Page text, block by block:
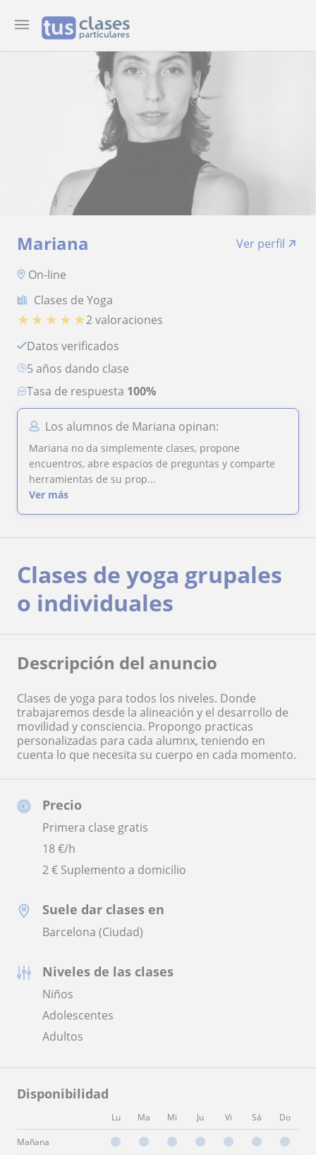
Mariana
Ver perfil
On-line
Clases de Yoga
★ ★ ★ ★ ★2 valoraciones
Datos verificados
5 años dando clase
Tasa de respuesta 100%
Los alumnos de Mariana opinan:
Mariana no da simplemente clases, propone
encuentros, abre espacios de preguntas y comparte
herramientas de su prop...
Ver más
Precio
Primera clase gratis
18€/h
2 € Suplemento a domicilio
Suele dar clases en
Barcelona (Ciudad)
Niveles de las clases
Niños
Adolescentes
Adultos
Disponibilidad
Lu Ma Mi Ju Vi Sá Do
Mañana
Clases de yoga grupales
o individuales
Descripción del anuncio
Clases de yoga para todos los niveles. Donde
trabajaremos desde la alineación y el desarrollo de
movilidad y consciencia. Propongo practicas
personalizadas para cada alumnx, teniendo en
cuenta lo que necesita su cuerpo en cada momento.